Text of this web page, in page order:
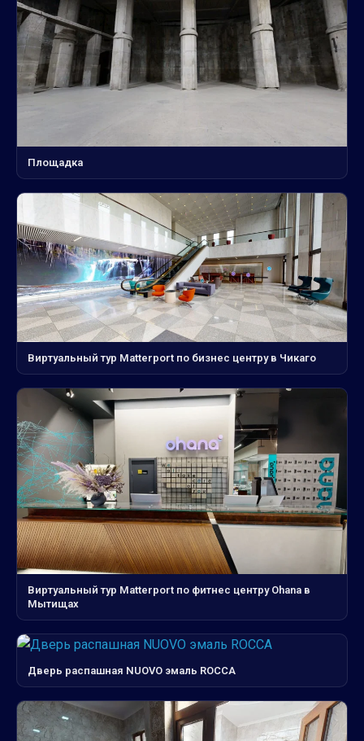
Площадка
Виртуальный тур Matterport по бизнес центру в Чикаго
Виртуальный тур Matterport по фитнес центру Ohana в
Мытищах
Дверь распашная NUOVO эмаль ROCCA